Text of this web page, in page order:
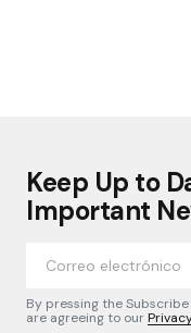
Keep Up to
Important
By pressing the
are agreeing to our